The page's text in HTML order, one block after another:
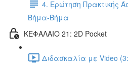
4. Ερώτηση Πρακτικής
Βήμα-Βήμα
ΚΕΦΑΛΑΙΟ 21: 2D Pocket
Διδασκαλία με Video